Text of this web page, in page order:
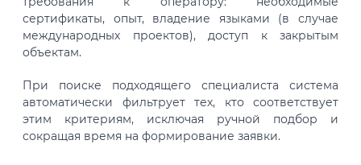
сертификаты, опыт, владение языками (в случае
международных проектов), доступ к закрытым
объектам.
При поиске подходящего специалиста система
автоматически фильтрует тех, кто соответствует
этим критериям, исключая ручной подбор и
сокращая время на формирование заявки.